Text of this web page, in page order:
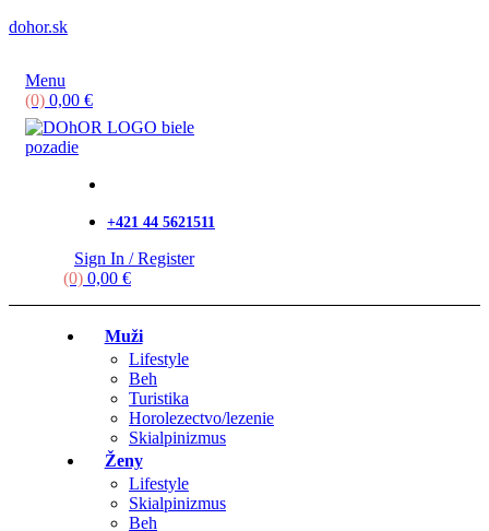
dohor.sk
Menu
(0) 0,00 €
+421 44 5621511
Sign In / Register
(0) 0,00 €
Muži
Lifestyle
Beh
Turistika
Horolezectvo/lezenie
Skialpinizmus
Ženy
Lifestyle
Skialpinizmus
Beh